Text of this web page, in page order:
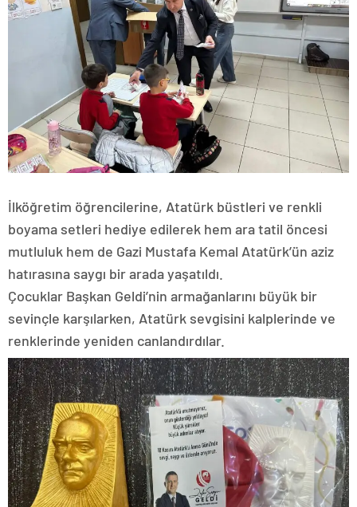
İlköğretim öğrencilerine, Atatürk büstleri ve renkli
boyama setleri hediye edilerek hem ara tatil öncesi
mutluluk hem de Gazi Mustafa Kemal Atatürk’ün aziz
hatırasına saygı bir arada yaşatıldı.
Çocuklar Başkan Geldi’nin armağanlarını büyük bir
sevinçle karşılarken, Atatürk sevgisini kalplerinde ve
renklerinde yeniden canlandırdılar.